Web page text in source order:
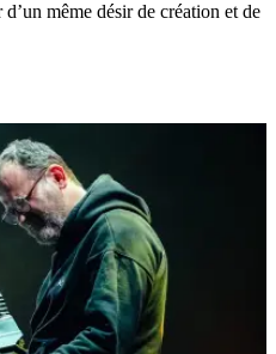
même désir de création et de